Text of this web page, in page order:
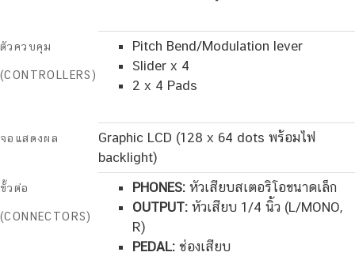
ตัวควบคุม
(CONTROLLERS)
Pitch Bend/Modulation lever
Slider x 4
2 x 4 Pads
จอแสดงผล
Graphic LCD (128 x 64 dots พร้อมไฟ
backlight)
ขั้วต่อ
(CONNECTORS)
PHONES:หัวเสียบสเตอริโอขนาดเล็ก
OUTPUT:หัวเสียบ 1/4 นิ้ว (L/MONO,
R)
PEDAL:ช่องเสียบ